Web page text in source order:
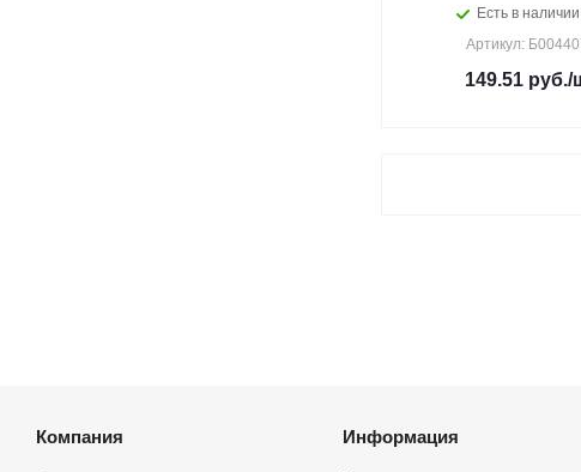
Есть в
Артикул:
149.51 руб./
Компания Информация